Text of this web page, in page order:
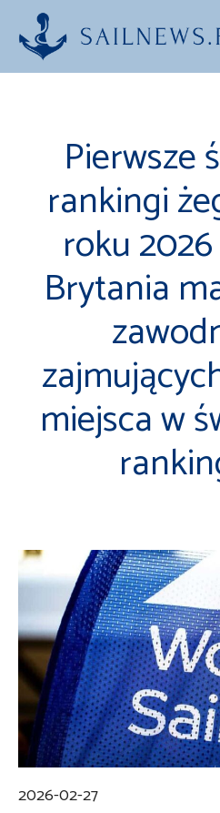
Przejdź
treści
Pierwsze
rankingi
roku
Brytania
miejsca w
2026-02-27